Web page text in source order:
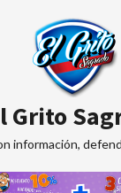
Grito
información,